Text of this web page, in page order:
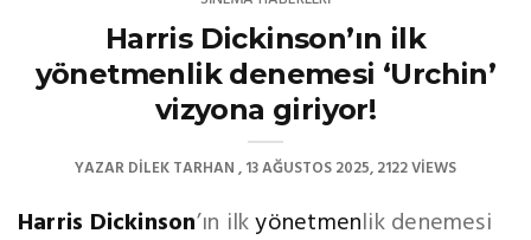
Harris Dickinson’ın ilk
yönetmenlik denemesi ‘Urchin’
vizyona giriyor!
YAZARDILEK TARHAN 13 AĞUSTOS 2025 2122 VIEWS
Harris Dickinson’ın ilkyönetmenlik denemesi